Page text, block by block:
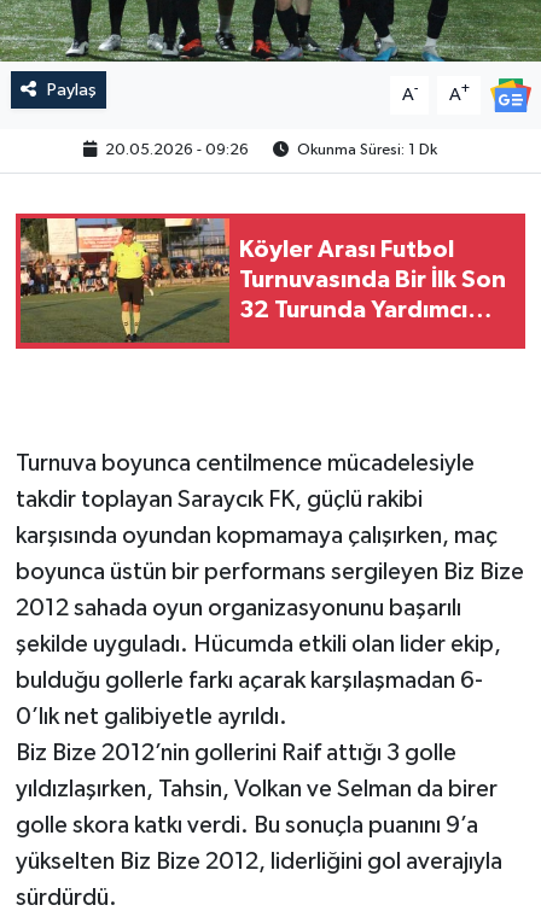
Paylaş A- A+
20.05.2026 - 09:26 Okunma Süresi: 1 Dk
Köyler Arası Futbol
Turnuvasında Bir İlk Son
32 Turunda Yardımcı
Turnuva boyunca centilmence mücadelesiyle
takdir toplayan Saraycık FK, güçlü rakibi
karşısında oyundan kopmamaya çalışırken, maç
boyunca üstün bir performans sergileyen Biz Bize
2012 sahada oyun organizasyonunu başarılı
şekilde uyguladı. Hücumda etkili olan lider ekip,
bulduğu gollerle farkı açarak karşılaşmadan 6-
0’lık net galibiyetle ayrıldı.
Biz Bize 2012’nin gollerini Raif attığı 3 golle
yıldızlaşırken, Tahsin, Volkan ve Selman da birer
golle skora katkı verdi. Bu sonuçla puanını 9’a
yükselten Biz Bize 2012, liderliğini gol averajıyla
sürdürdü.